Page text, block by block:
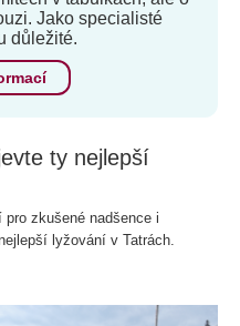
Jako specialisté
důležité.
ty nejlepší
zkušené nadšence i
lyžování v Tatrách.